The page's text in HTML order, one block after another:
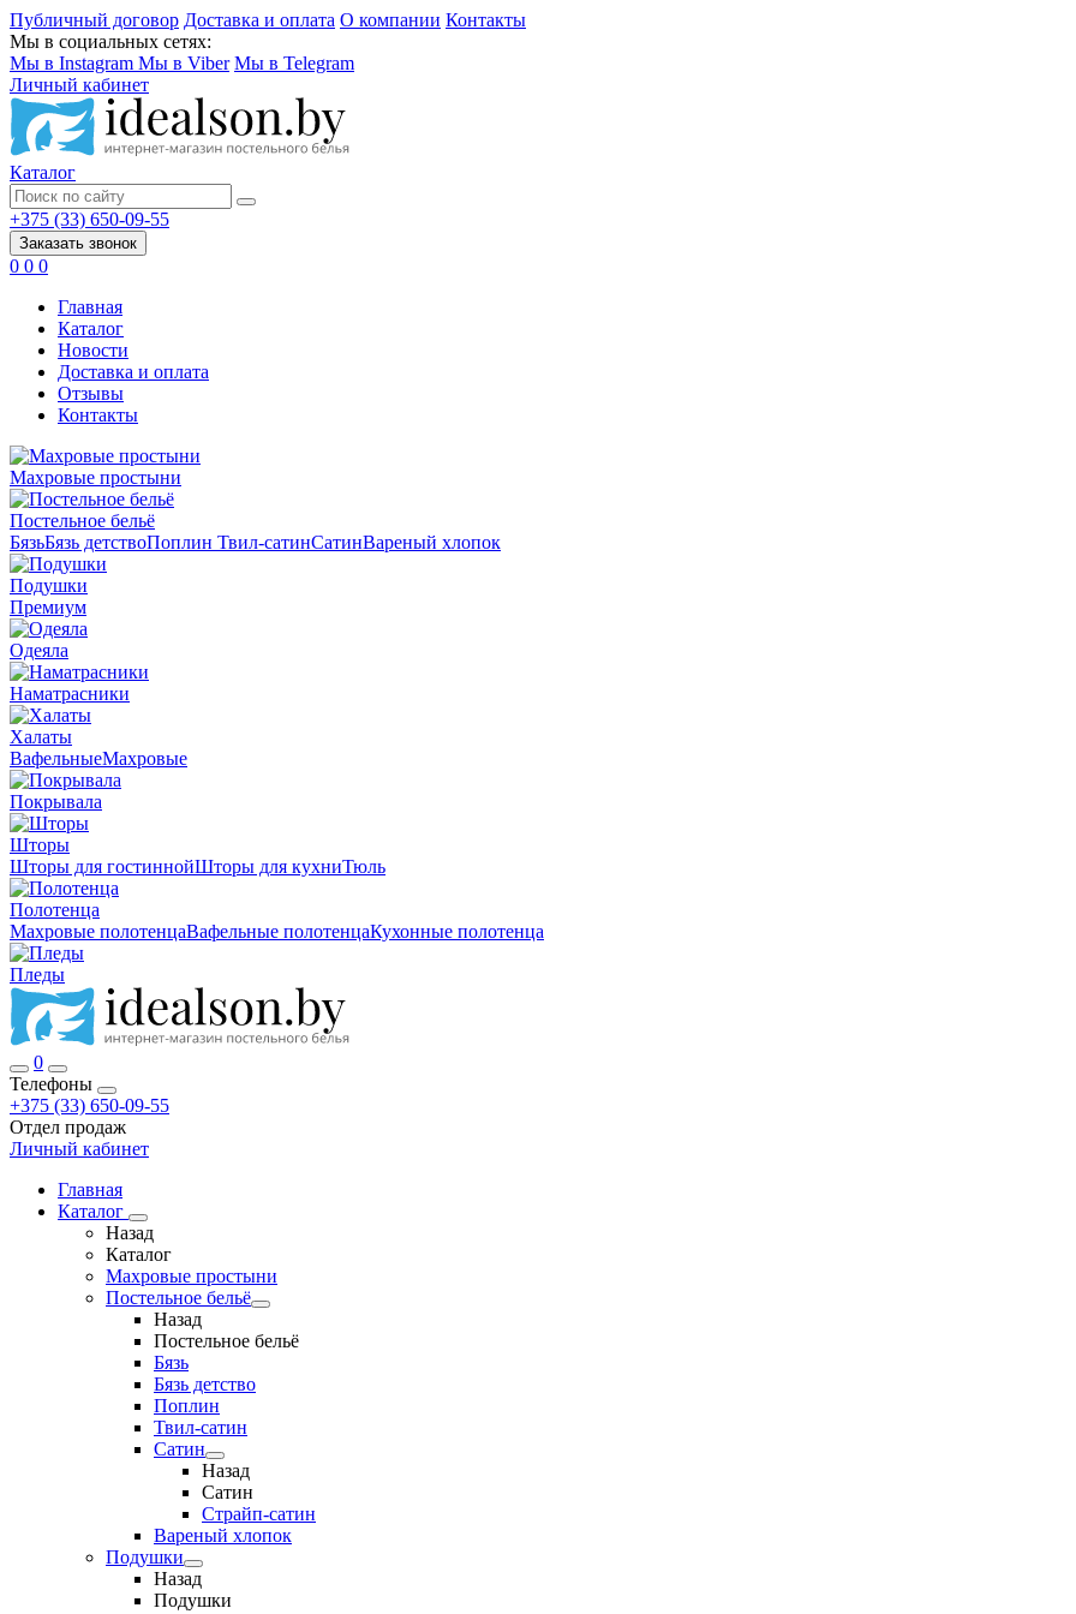
Публичный договор Доставка и оплата О компании Контакты
Мы в социальных сетях:
Мы в Instagram Мы в Viber Мы в Telegram
Личный кабинет
Каталог
+375 (33) 650-09-55
Заказать звонок
0 0 0
Главная
Каталог
Новости
Доставка и оплата
Отзывы
Контакты
Махровые простыни
Постельное бельё
БязьБязь детствоПоплин Твил-сатинСатинВареный хлопок
Подушки
Премиум
Одеяла
Наматрасники
Халаты
ВафельныеМахровые
Покрывала
Шторы
Шторы для гостиннойШторы для кухниТюль
Полотенца
Махровые полотенцаВафельные полотенцаКухонные полотенца
Пледы
0
Телефоны
+375 (33) 650-09-55
Отдел продаж
Личный кабинет
Главная
Каталог
Назад
Каталог
Махровые простыни
Постельное бельё
Назад
Постельное бельё
Бязь
Бязь детство
Поплин
Твил-сатин
Сатин
Назад
Сатин
Страйп-сатин
Вареный хлопок
Подушки
Назад
Подушки